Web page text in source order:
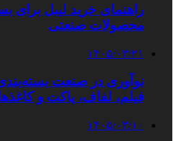
راهنمای خرید لیبل برای
محصولات صنعتی
۱۴۰۵/۰۳/۲۱
نوآوری در صنعت
فیلم، لفاف، پاکت و
۱۴۰۵/۰۳/۱۰